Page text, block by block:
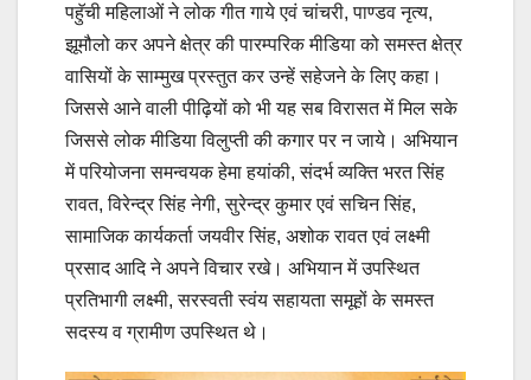
पहुॅची महिलाओं ने लोक गीत गाये एवं चांचरी, पाण्डव नृत्य,
झूमौलो कर अपने क्षेत्र की पारम्परिक मीडिया को समस्त क्षेत्र
वासियों के साम्मुख प्रस्तुत कर उन्हें सहेजने के लिए कहा।
जिससे आने वाली पीढ़ियों को भी यह सब विरासत में मिल सके
जिससे लोक मीडिया विलुप्ती की कगार पर न जाये। अभियान
में परियोजना समन्वयक हेमा हयांकी, संदर्भ व्यक्ति भरत सिंह
रावत, विरेन्द्र सिंह नेगी, सुरेन्द्र कुमार एवं सचिन सिंह,
सामाजिक कार्यकर्ता जयवीर सिंह, अशोक रावत एवं लक्ष्मी
प्रसाद आदि ने अपने विचार रखे। अभियान में उपस्थित
प्रतिभागी लक्ष्मी, सरस्वती स्वंय सहायता समूहों के समस्त
सदस्य व ग्रामीण उपस्थित थे।